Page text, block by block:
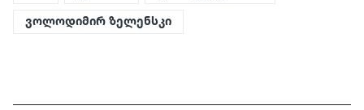
ვოლოდიმირ ზელენსკი